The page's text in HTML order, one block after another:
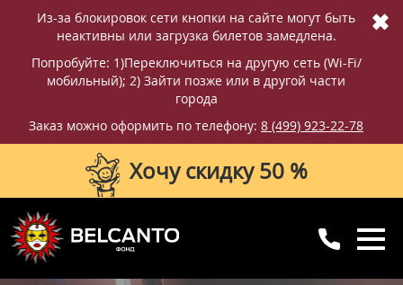
Из-за блокировок сети кнопки на сайте могут быть
неактивны или загрузка билетов замедлена.
Попробуйте: 1)Переключиться на другую сеть (Wi-Fi/
мобильный); 2) Зайти позже или в другой части
города
Заказ можно оформить по телефону: 8 (499) 923-22-78
✖
Хочу скидку 50 %